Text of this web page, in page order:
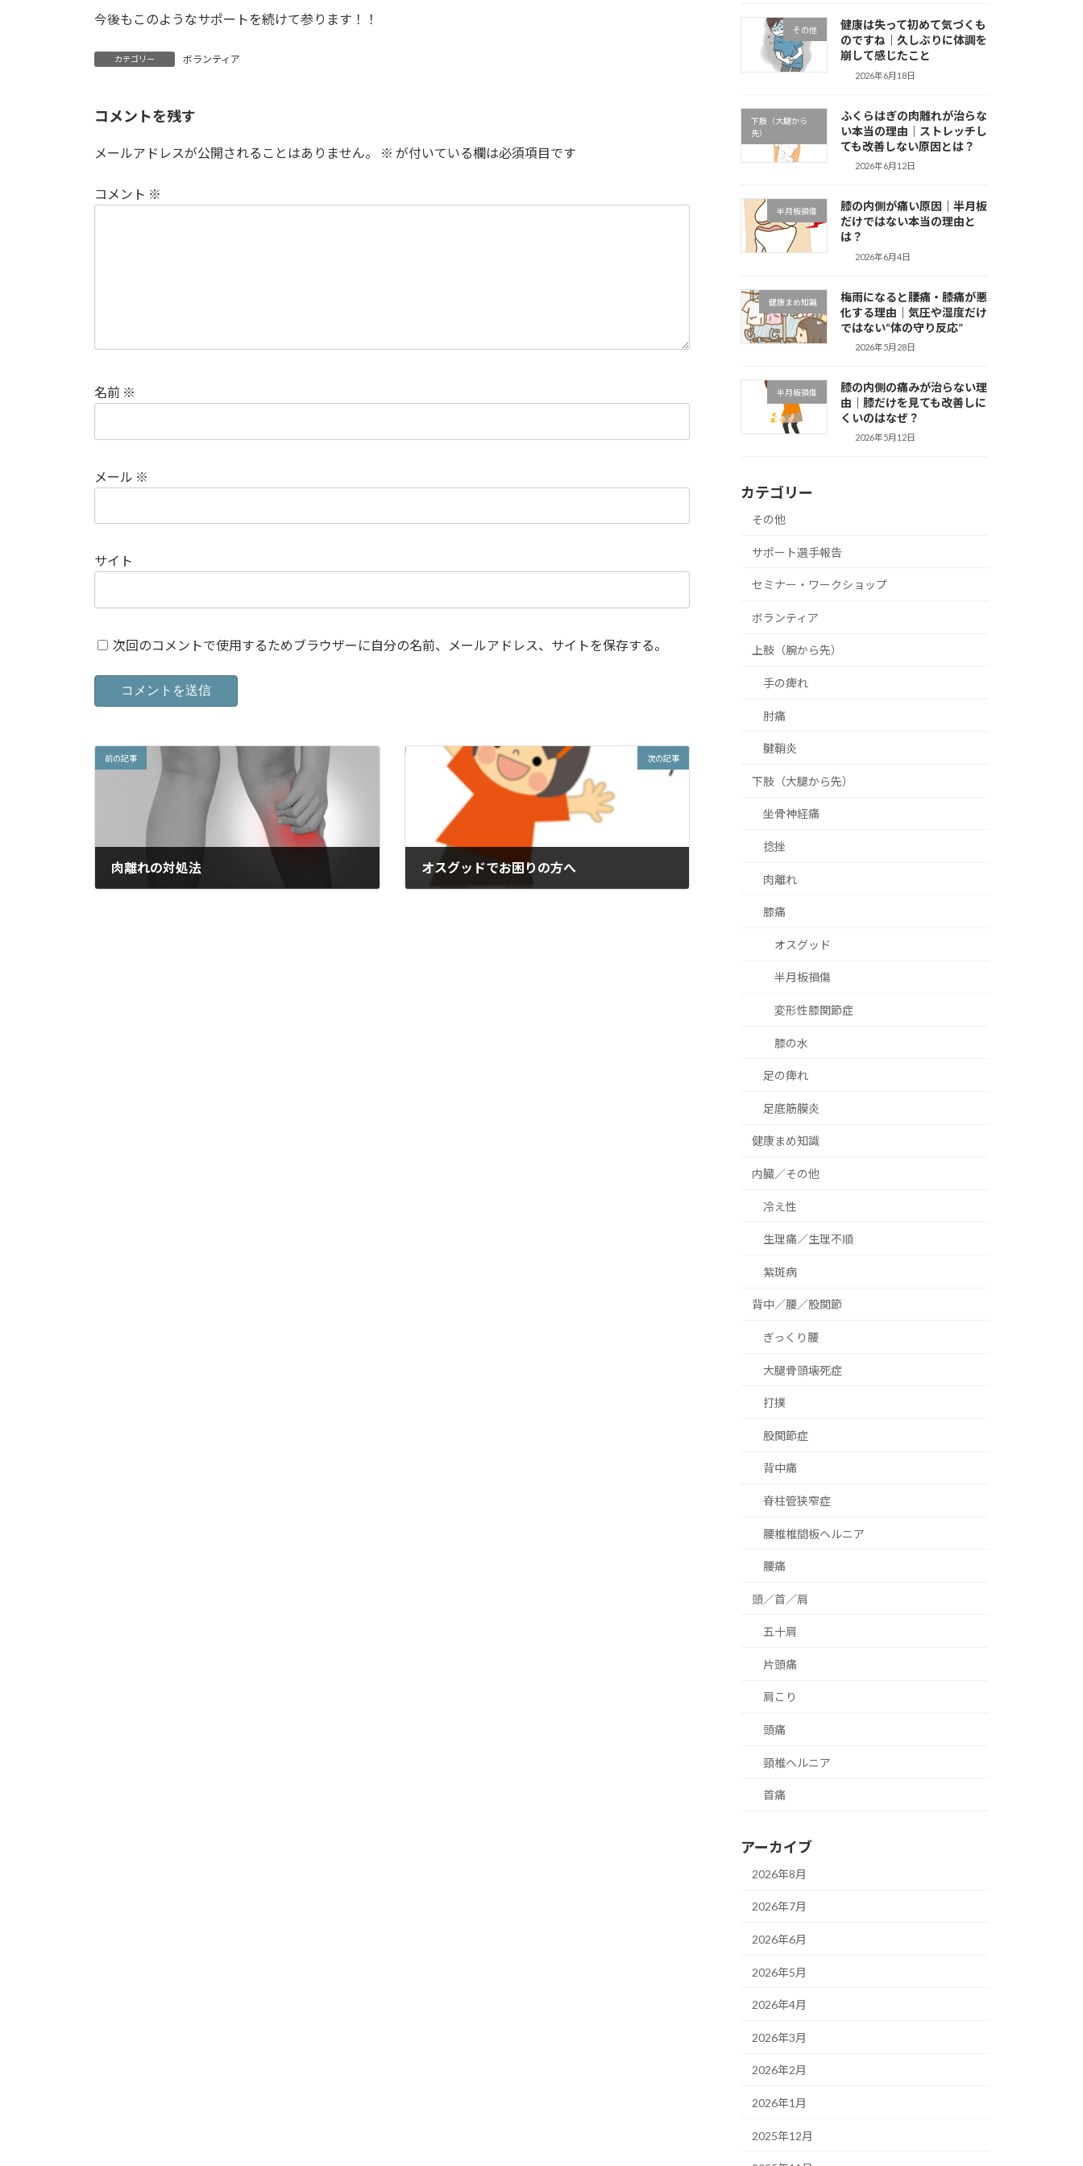
今後もこのようなサポートを続けて参ります！！
カテゴリー ボランティア
コメントを残す
メールアドレスが公開されることはありません。 ※ が付いている欄は必須項目です
コメント ※
名前 ※
メール ※
サイト
次回のコメントで使用するためブラウザーに自分の名前、メールアドレス、サイトを保存する。
前の記事
肉離れの対処法
次の記事
オスグッドでお困りの方へ
その他
健康は失って初めて気づくも
のですね｜久しぶりに体調を
崩して感じたこと
2026年6月18日
下肢（大腿から
先）
ふくらはぎの肉離れが治らな
い本当の理由｜ストレッチし
ても改善しない原因とは？
2026年6月12日
半月板損傷
膝の内側が痛い原因｜半月板
だけではない本当の理由と
は？
2026年6月4日
健康まめ知識
梅雨になると腰痛・膝痛が悪
化する理由｜気圧や湿度だけ
ではない“体の守り反応”
2026年5月28日
半月板損傷
膝の内側の痛みが治らない理
由｜膝だけを見ても改善しに
くいのはなぜ？
2026年5月12日
カテゴリー
その他
サポート選手報告
セミナー・ワークショップ
ボランティア
上肢（腕から先）
手の痺れ
肘痛
腱鞘炎
下肢（大腿から先）
坐骨神経痛
捻挫
肉離れ
膝痛
オスグッド
半月板損傷
変形性膝関節症
膝の水
足の痺れ
足底筋膜炎
健康まめ知識
内臓／その他
冷え性
生理痛／生理不順
紫斑病
背中／腰／股関節
ぎっくり腰
大腿骨頭壊死症
打撲
股関節症
背中痛
脊柱管狭窄症
腰椎椎間板ヘルニア
腰痛
頭／首／肩
五十肩
片頭痛
肩こり
頭痛
頸椎ヘルニア
首痛
アーカイブ
2026年8月
2026年7月
2026年6月
2026年5月
2026年4月
2026年3月
2026年2月
2026年1月
2025年12月